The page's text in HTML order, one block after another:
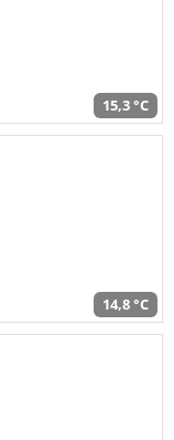
15,3 °C
14,8 °C